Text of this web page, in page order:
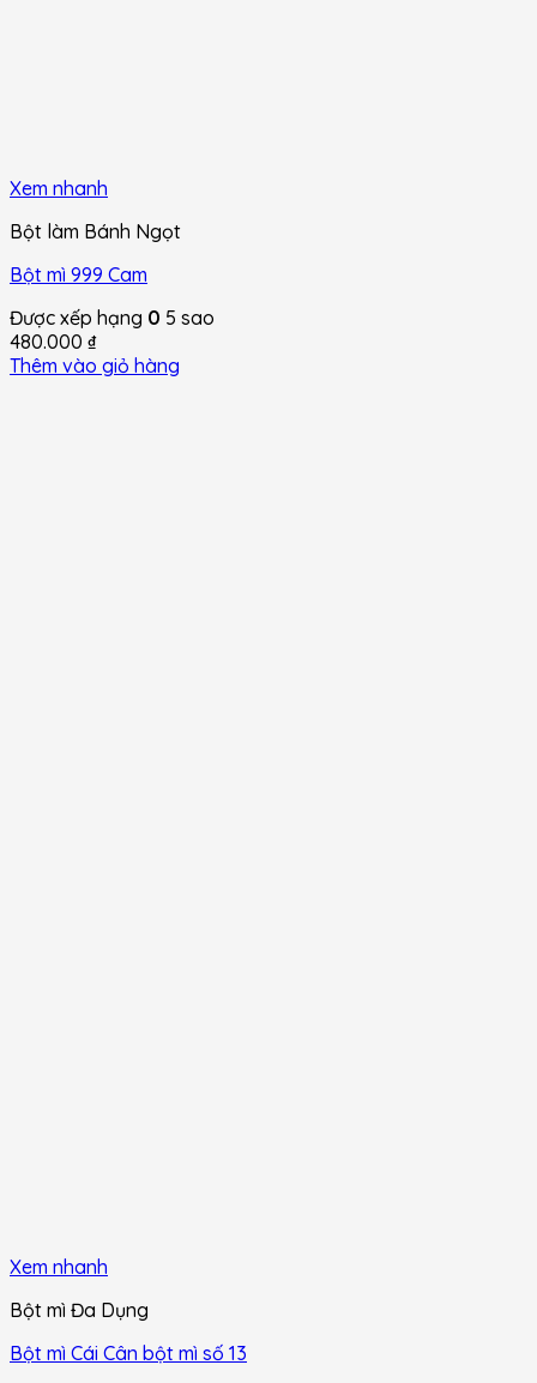
Xem nhanh
Bột làm Bánh Ngọt
Bột mì 999 Cam
Được xếp hạng 0 5 sao
480.000 ₫
Thêm vào giỏ hàng
Xem nhanh
Bột mì Đa Dụng
Bột mì Cái Cân bột mì số 13